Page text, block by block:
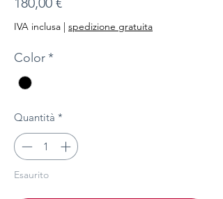
IVA inclusa | spedizione gratuita
Color*
Quantità *
Esaurito